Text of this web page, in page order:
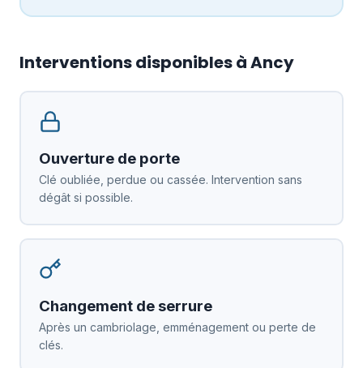
Interventions disponibles à Ancy
Ouverture de porte
Clé oubliée, perdue ou cassée. Intervention sans
dégât si possible.
Changement de serrure
Après un cambriolage, emménagement ou perte de
clés.